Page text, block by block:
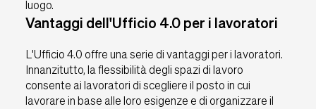
luogo.
Vantaggi dell'Ufficio 4.0 per i lavoratori
L'Ufficio 4.0 offre una serie di vantaggi per i lavoratori.
Innanzitutto, la flessibilità degli spazi di lavoro
consente ai lavoratori di scegliere il posto in cui
lavorare in base alle loro esigenze e di organizzare il